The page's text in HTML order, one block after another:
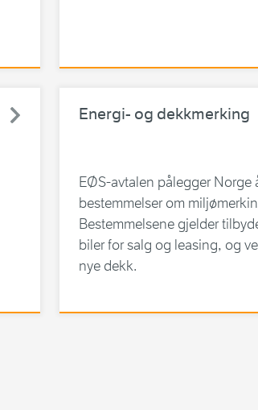
Energi- og dekkmerking
EØS-avtalen pålegger Norge
bestemmelser om
Bestemmelsene gjelder
biler for salg og leasing, og
nye dekk.